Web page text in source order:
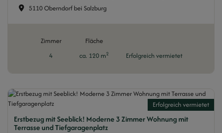
5110 Oberndorf bei Salzburg
Zimmer
4
Fläche
ca. 120 m2 Erfolgreich vermietet
Erfolgreich vermietet
Erstbezug mit Seeblick! Moderne 3 Zimmer Wohnung mit
Terrasse und Tiefgaragenplatz